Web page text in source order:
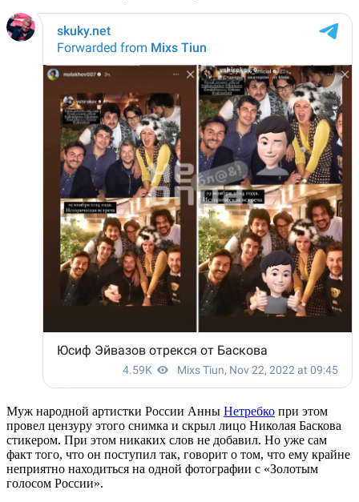
Муж народной артистки России Анны Нетребко при этом
провел цензуру этого снимка и скрыл лицо Николая Баскова
стикером. При этом никаких слов не добавил. Но уже сам
факт того, что он поступил так, говорит о том, что ему крайне
неприятно находиться на одной фотографии с «Золотым
голосом России».